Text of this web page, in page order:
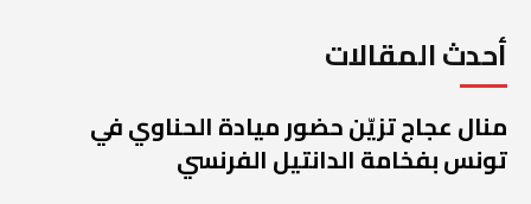
أحدث المقالات
منال عجاج تزيّن حضور ميادة الحناوي في
تونس بفخامة الدانتيل الفرنسي